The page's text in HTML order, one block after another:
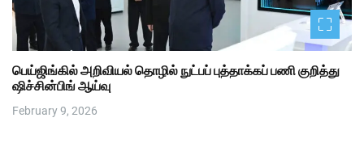
பெய்ஜிங்கில் அறிவியல் தொழில் நுட்பப் புத்தாக்கப் பணி குறித்து
ஷிச்சின்பிங் ஆய்வு
February 9, 2026